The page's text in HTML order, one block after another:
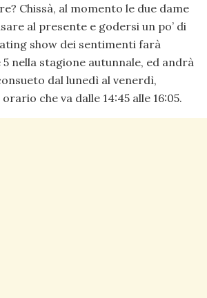
Chissà, al momento le due dame
al presente e godersi un po’ di
show dei sentimenti farà
nella stagione autunnale, ed andrà
dal lunedì al venerdì,
che va dalle 14:45 alle 16:05.